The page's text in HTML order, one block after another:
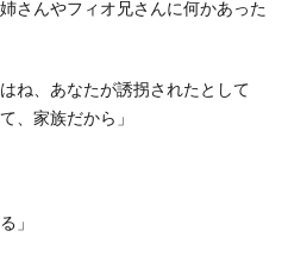
さんやフィオ兄さんに何かあった
ね、あなたが誘拐されたとして
、家族だから」
」